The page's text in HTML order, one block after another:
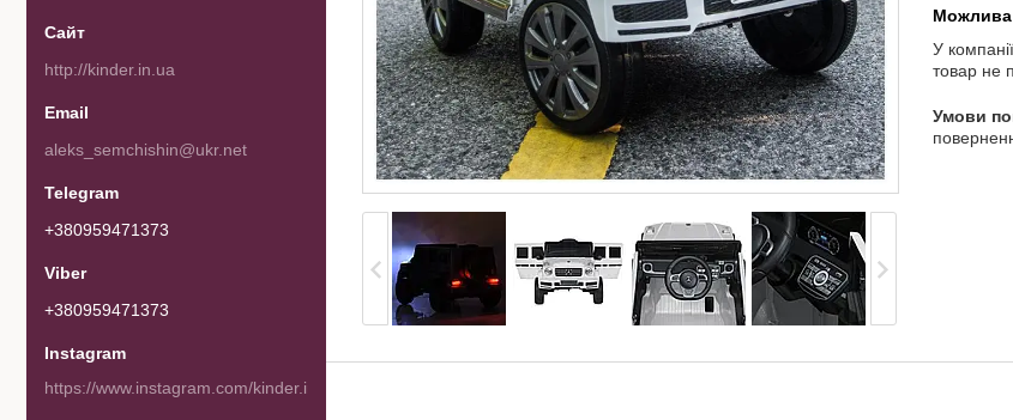
У
товар не
http://kinder.in.ua
aleks_semchishin@ukr.net
+380959471373
+380959471373
Instagram
https://www.instagram.com/kinder.in.ua/